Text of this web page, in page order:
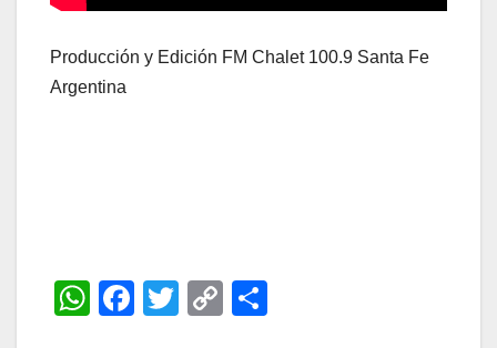
Producción y Edición FM Chalet 100.9 Santa Fe
Argentina
W
F
T
C